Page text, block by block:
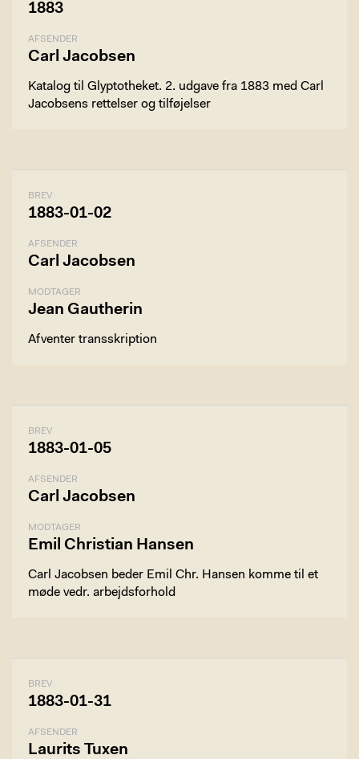
1883
AFSENDER
Carl Jacobsen
Katalog til Glyptotheket. 2. udgave fra 1883 med Carl
Jacobsens rettelser og tilføjelser
BREV
1883-01-02
AFSENDER
Carl Jacobsen
MODTAGER
Jean Gautherin
Afventer transskription
BREV
1883-01-05
AFSENDER
Carl Jacobsen
MODTAGER
Emil Christian Hansen
Carl Jacobsen beder Emil Chr. Hansen komme til et
møde vedr. arbejdsforhold
BREV
1883-01-31
AFSENDER
Laurits Tuxen